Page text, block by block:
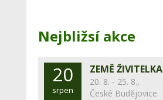
Nejbližsí akce
20
srpen
ZEMĚ ŽIVITELKA
20. 8. - 25. 8.,
České Budějovice